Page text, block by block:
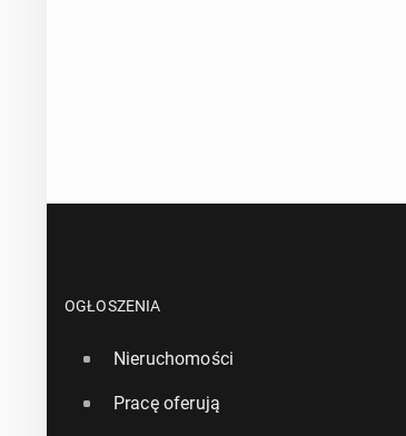
OGŁOSZENIA
Nieruchomości
Pracę oferują